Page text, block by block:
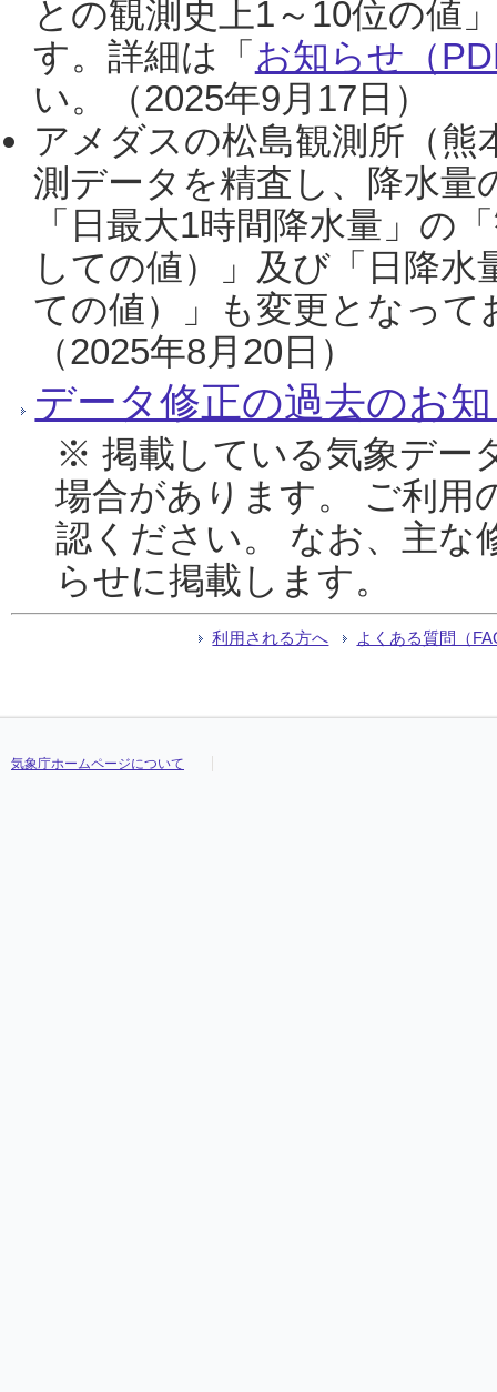
との観測史上1～10位の値
す。詳細は「 お知らせ（
い。（2025年9月17日）
アメダスの松島観測所（熊
測データを精査し、降水
「日最大1時間降水量」の
しての値）」及び「日降
ての値）」も変更となっ
（2025年8月20日）
データ修正の過去のお
※ 掲載している気象デー
場合があります。 ご利用
認ください。 なお、主な
らせに掲載します。
利用される方へ よくある質問（
気象庁ホームページについて